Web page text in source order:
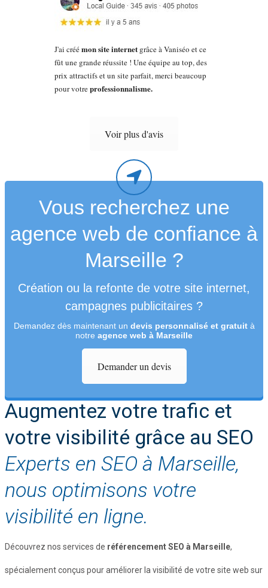
J'ai créémon site internet grâce à Vaniséo et ce
fût une grande réussite ! Une équipe au top, des
prix attractifs et un site parfait, merci beaucoup
pour votreprofessionnalisme.
Voir plus d'avis
Vous recherchez une
agence web de confiance à
Marseille ?
Création ou la refonte de votre site internet,
campagnes publicitaires ?
Demandez dès maintenant un devis personnalisé et gratuità
notre agence web à Marseille
Demander un devis
Augmentez votre trafic et
votre visibilité grâce au SEO
Experts en SEO à Marseille,
nous optimisons votre
visibilité en ligne.
Découvrez nos services de référencement SEO à Marseille,
spécialement conçus pour améliorer la visibilité de votre site web sur